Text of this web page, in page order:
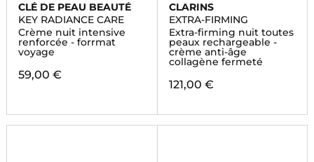
CLÉ DE PEAU BEAUTÉ
KEY RADIANCE CARE
Crème nuit intensive
renforcée - forrmat
voyage
59,00 €
CLARINS
EXTRA-FIRMING
Extra-firming nuit toutes
peaux rechargeable -
crème anti-âge
collagène fermeté
121,00 €